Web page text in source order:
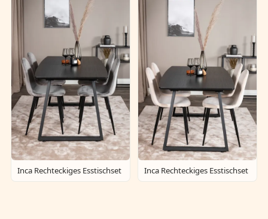
Inca Rechteckiges Esstischset Inca Rechteckiges Esstischset